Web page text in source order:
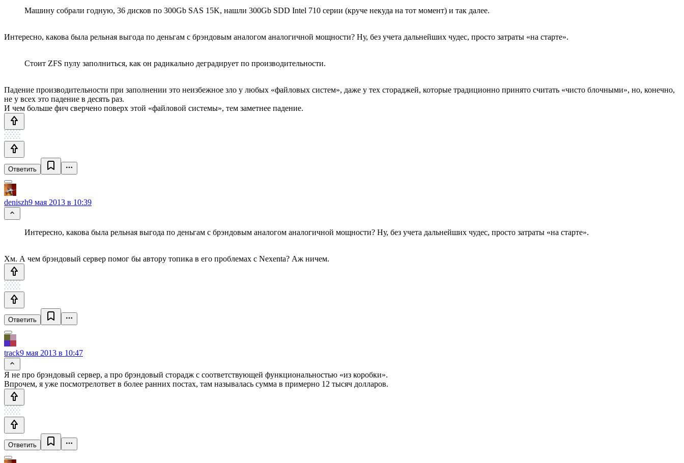
Машину собрали годную, 36 дисков по 300Gb SAS 15K, нашли 300Gb SDD Intel 710 серии (круче некуда на тот момент) и так далее.
Интересно, какова была рельная выгода по деньгам с брэндовым аналогом аналогичной мощности? Ну, без учета дальнейших чудес, просто затраты «на старте».
Стоит ZFS пулу заполниться, как он радикально деградирует по производительности.
Падение производительности при заполнении это неизбежное зло у любых «файловых систем», даже у тех стораджей, которые традиционно принято считать «чисто блочными», но, конечно,
не у всех это падение в десять раз.
И чем больше фич сверчено поверх этой «файловой системы», тем заметнее падение.
Ответить
deniszh9 мая 2013 в 10:39
Интересно, какова была рельная выгода по деньгам с брэндовым аналогом аналогичной мощности? Ну, без учета дальнейших чудес, просто затраты «на старте».
Хм. А чем брэндовый сервер помог бы автору топика в его проблемах с Nexenta? Аж ничем.
Ответить
track9 мая 2013 в 10:47
Я не про брэндовый сервер, а про брэндовый сторадж с соответствующей функциональностью «из коробки».
Впрочем, я уже посмотрелответ в более ранних постах, там называлась сумма в примерно 12 тысяч долларов.
Ответить